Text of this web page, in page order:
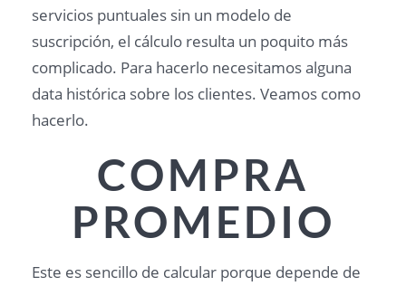
servicios puntuales sin un modelo de
suscripción, el cálculo resulta un poquito más
complicado. Para hacerlo necesitamos alguna
data histórica sobre los clientes. Veamos como
hacerlo.
COMPRA
PROMEDIO
Este es sencillo de calcular porque depende de